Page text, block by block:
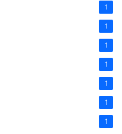
1
1
1
1
1
1
1